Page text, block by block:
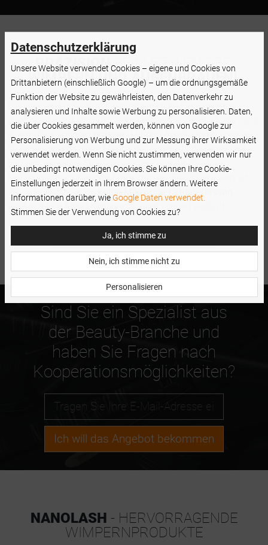
PRÄZISIONBEIM STYLEN DER
WIMPERN UND AUGENBRAUEN!!
Die Velours-Applikatoren absorbieren die Flüssigkeiten
überhaupt nicht, deshalb verbrauchen Sie die Produkte nicht
übermäßig, sondernpräzise
. Mit den Applikatoren können
Sie eine angemessene Menge des Produkts dosieren und
bequem verteilen. Eine Verpackung enthält 50 Stück
Reinigungsstäbchen, die lange dienen. Erwähnenswert ist,
dass die Accessoires
keine Mikrofasern hinterlassen
wodurch Ihre Arbeit reibungslos und schnell verläuft
Sind Sie ein Spezialist aus
der Beauty-Branche und
haben Sie Fragen nach
Kooperationsmöglichkeiten?
Ich will das Angebot bekommen
NANOLASH - HERVORRAGENDE
WIMPERNPRODUKTE
Datenschutzerklärung
Unsere Website verwendet Cookies – eigene und Cookies von
Drittanbietern (einschließlich Google) – um die ordnungsgemäße
Funktion der Website zu gewährleisten, den Datenverkehr zu
analysieren und Inhalte sowie Werbung zu personalisieren. Daten,
die über Cookies gesammelt werden, können von Google zur
Personalisierung von Werbung und zur Messung ihrer Wirksamkeit
verwendet werden. Wenn Sie nicht zustimmen, verwenden wir nur
die unbedingt notwendigen Cookies. Sie können Ihre Cookie-
Einstellungen jederzeit in Ihrem Browser ändern. Weitere
Informationen darüber, wie Google Daten verwendet.
Stimmen Sie der Verwendung von Cookies zu?
Ja, ich stimme zu
Nein, ich stimme nicht zu
Personalisieren